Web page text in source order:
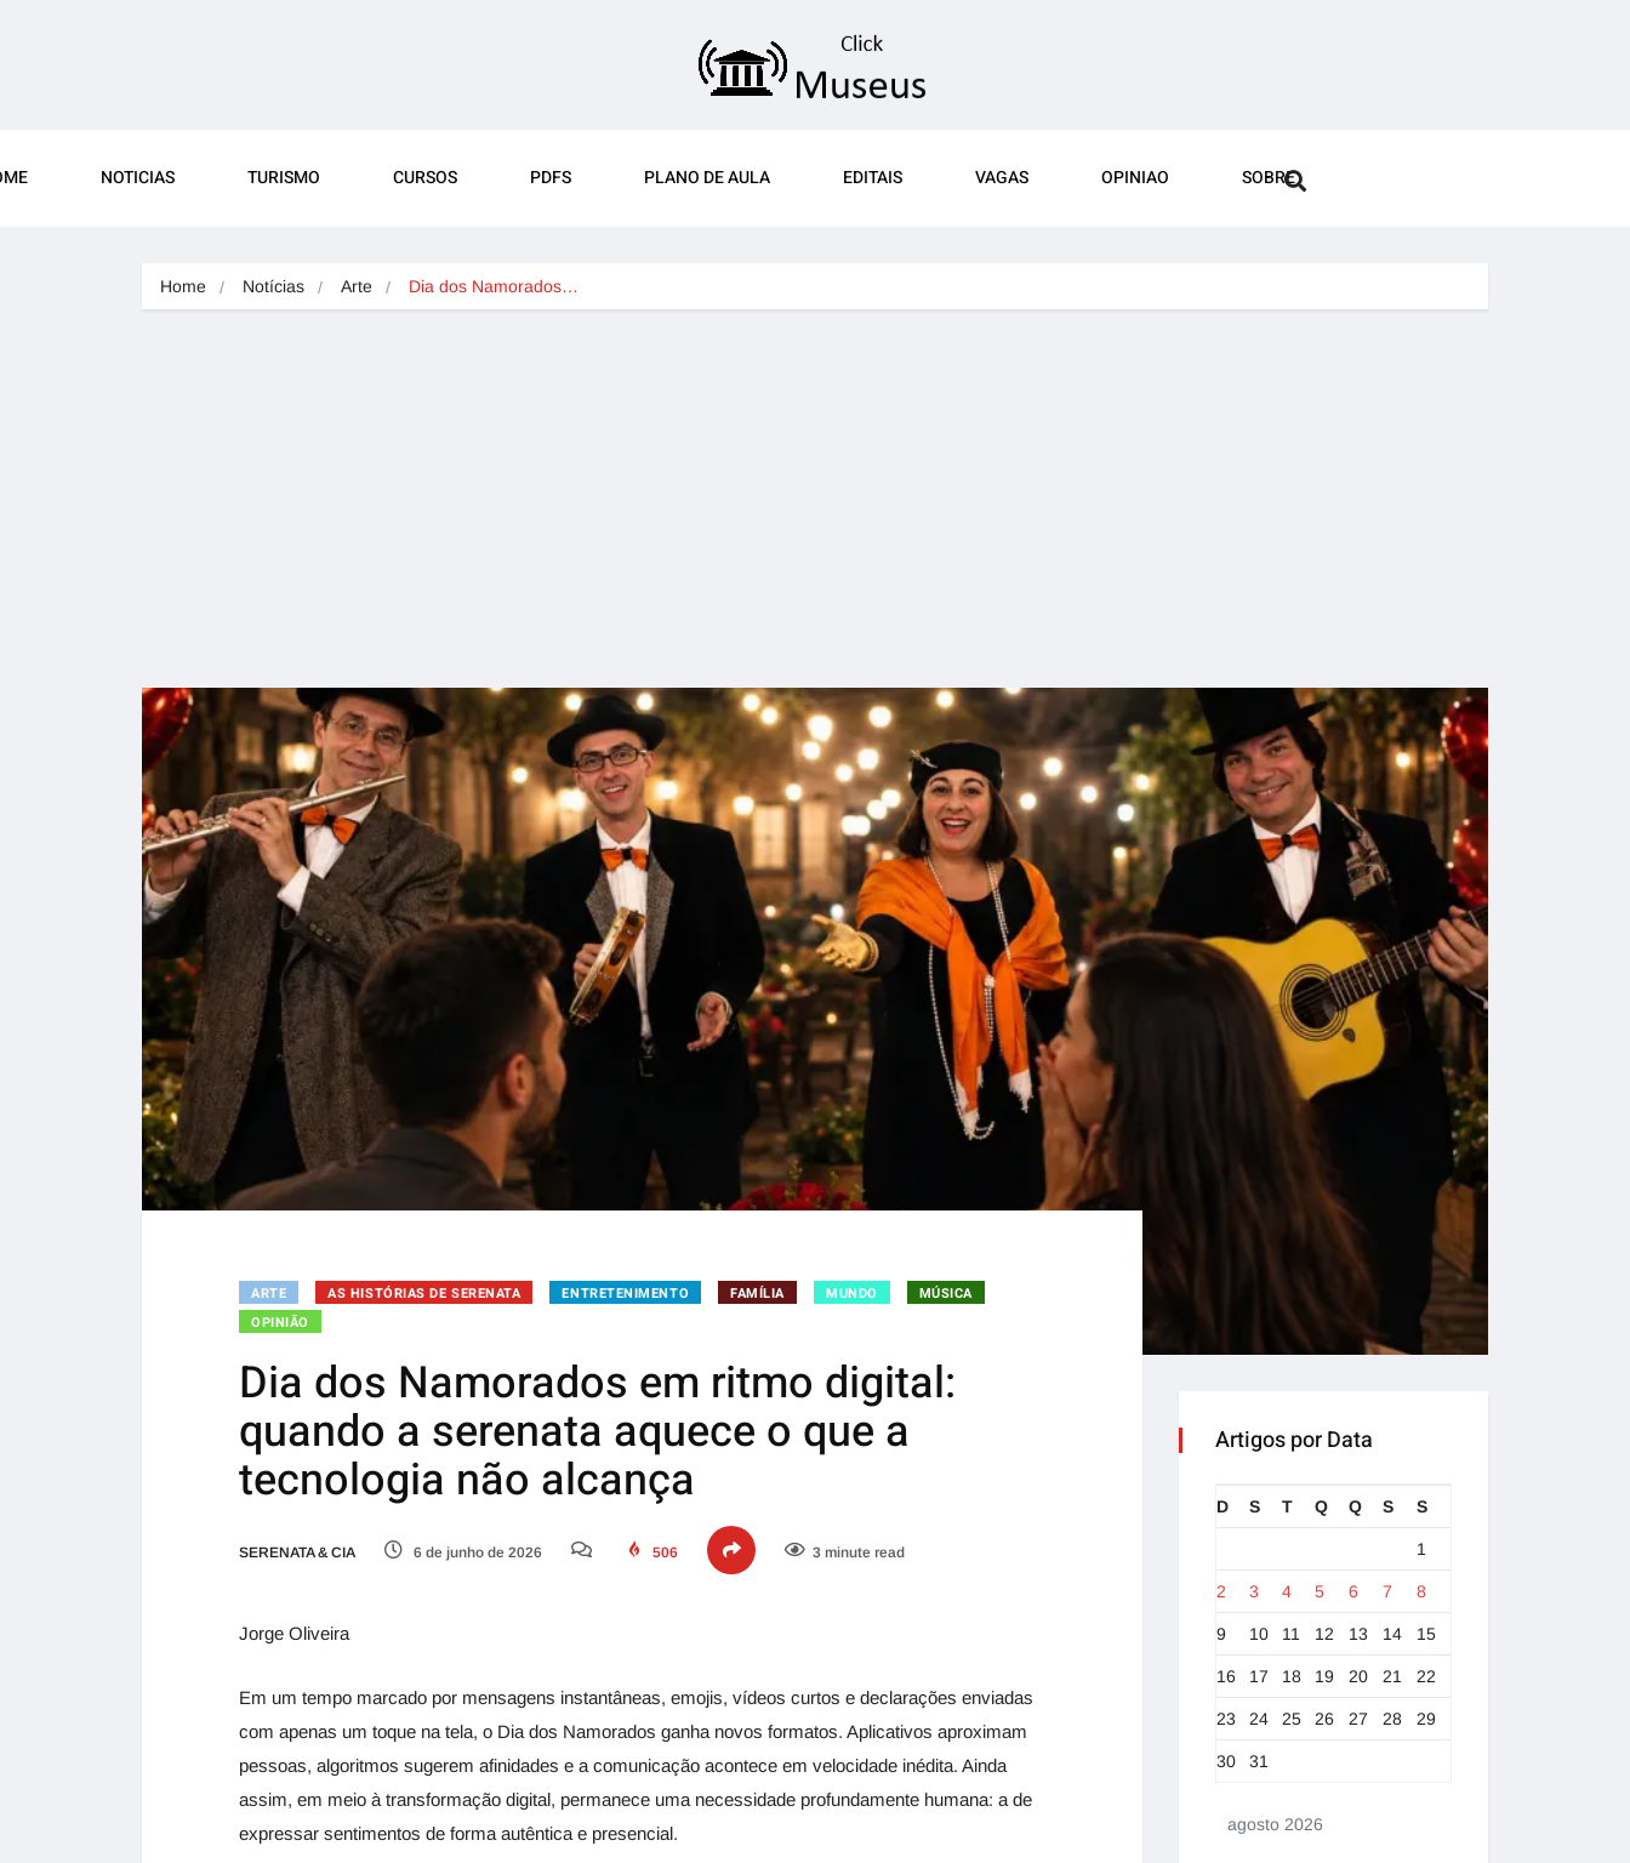
NOTICIAS TURISMO CURSOS PDFS PLANO DE AULA EDITAIS VAGAS OPINIAO SOBRE
Home Notícias Arte Dia dos Namorados…
ARTE AS HISTÓRIAS DE SERENATA ENTRETENIMENTO FAMÍLIA MUNDO
MÚSICA
OPINIÃO
Dia dos Namorados em ritmo digital:
quando a serenata aquece o que a
tecnologia não alcança
SERENATA & CIA 6 de junho de 2026 506 3 minute read
Jorge Oliveira
Em um tempo marcado por mensagens instantâneas, emojis, vídeos curtos e declarações enviadas
com apenas um toque na tela, o Dia dos Namorados ganha novos formatos. Aplicativos aproximam
pessoas, algoritmos sugerem afinidades e a comunicação acontece em velocidade inédita. Ainda
assim, em meio à transformação digital, permanece uma necessidade profundamente humana: a de
expressar sentimentos de forma autêntica e presencial.
Artigos por Data
agosto 2026
D S T Q Q S S
1
2 3 4 5 6 7 8
9 10 11 12 13 14 15
16 17 18 19 20 21 22
23 24 25 26 27 28 29
30 31